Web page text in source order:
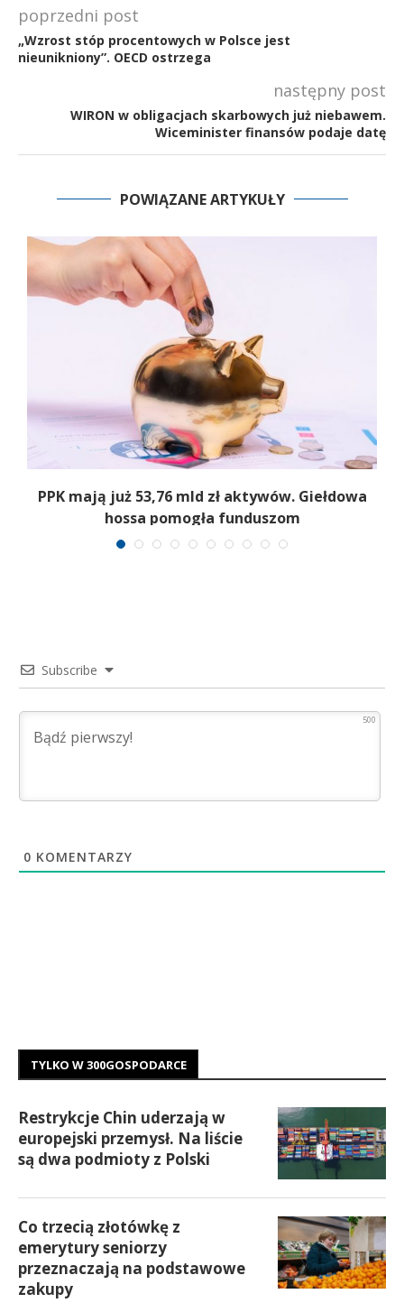
poprzedni post
„Wzrost stóp procentowych w Polsce jest
nieunikniony”. OECD ostrzega
następny post
WIRON w obligacjach skarbowych już niebawem.
Wiceminister finansów podaje datę
POWIĄZANE ARTYKUŁY
PPK mają już 53,76 mld zł aktywów. Giełdowa
hossa pomogła funduszom
Subscribe
500
0 KOMENTARZY
TYLKO W 300GOSPODARCE
Restrykcje Chin uderzają w
europejski przemysł. Na liście
są dwa podmioty z Polski
Co trzecią złotówkę z
emerytury seniorzy
przeznaczają na podstawowe
zakupy